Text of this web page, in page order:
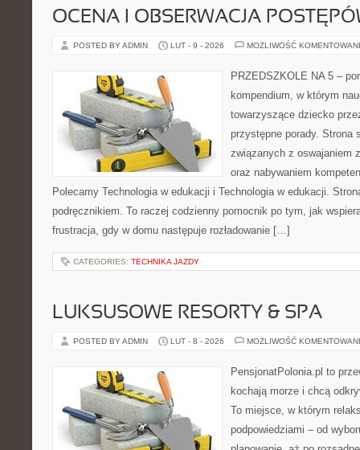
OCENA I OBSERWACJA
POSTED BY ADMIN LUT - 9 - 2026 MOŻLIWOŚĆ
PRZEDSZKOLE NA 5 –
kompendium, w którym
towarzyszące dziecko
przystępne porady. Strona
związanych z oswajaniem
oraz nabywaniem
Polecamy Technologia w edukacji i Technologia w edukacji.
podręcznikiem. To raczej codzienny pomocnik po tym, jak
frustracja, gdy w domu następuje rozładowanie […]
CATEGORIES: TECHNIKA JAZDY
LUKSUSOWE RESORTY & SPA
POSTED BY ADMIN LUT - 8 - 2026 MOŻLIWOŚĆ
PensjonatPolonia.pl to
kochają morze i chcą
To miejsce, w którym
podpowiedziami – od